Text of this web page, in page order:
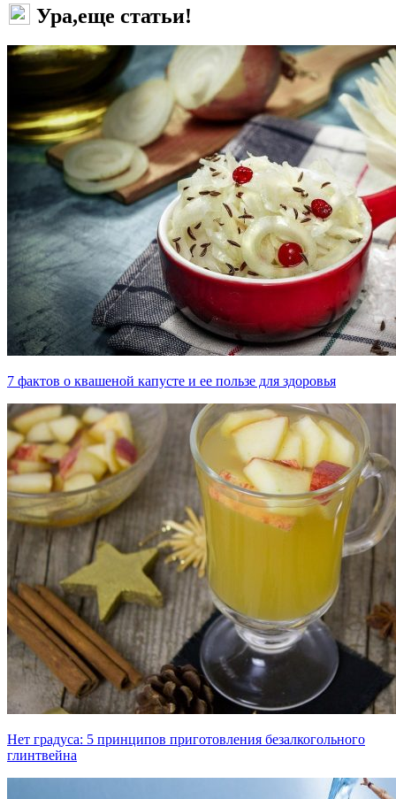
Ура,еще статьи!
7 фактов о квашеной капусте и ее пользе для здоровья
Нет градуса: 5 принципов приготовления безалкогольного
глинтвейна